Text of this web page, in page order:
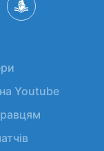
Youtube